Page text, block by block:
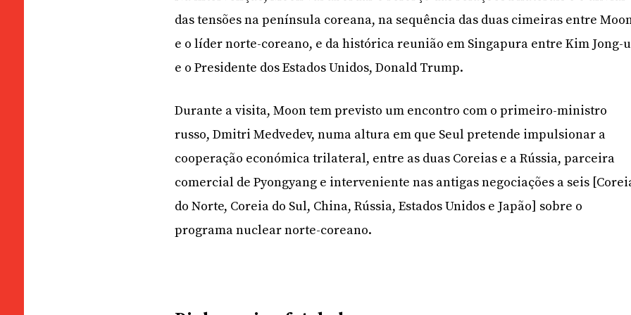
das tensões na península coreana, na sequência das duas cimeiras entre
e o líder norte-coreano, e da histórica reunião em Singapura entre Kim Jong-
e o Presidente dos Estados Unidos, Donald Trump.
Durante a visita, Moon tem previsto um encontro com o primeiro-ministro
russo, Dmitri Medvedev, numa altura em que Seul pretende impulsionar a
cooperação económica trilateral, entre as duas Coreias e a Rússia, parceira
comercial de Pyongyang e interveniente nas antigas negociações a seis
do Norte, Coreia do Sul, China, Rússia, Estados Unidos e Japão] sobre o
programa nuclear norte-coreano.